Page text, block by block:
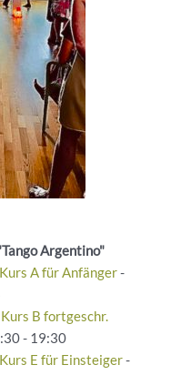
Argentino"
A für Anfänger-
B fortgeschr.
- 19:30
E für Einsteiger-